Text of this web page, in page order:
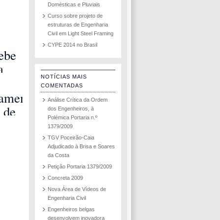
e
Domésticas e Pluviais
Curso sobre projeto de
estruturas de Engenharia
Civil em Light Steel Framing
CYPE 2014 no Brasil
NOTÍCIAS MAIS
COMENTADAS
Análise Crítica da Ordem
dos Engenheiros, à
Polémica Portaria n.º
1379/2009
TGV Poceirão-Caia
Adjudicado à Brisa e Soares
da Costa
Petição Portaria 1379/2009
Concreta 2009
Nova Área de Vídeos de
Engenharia Civil
Engenheiros belgas
desenvolvem inovadora